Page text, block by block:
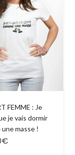
FEMME : Je
je vais dormir
une masse !